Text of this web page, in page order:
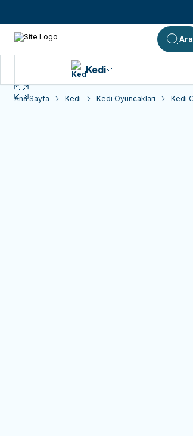
Ara
Kedi
Ana Sayfa Kedi Kedi Oyuncakları Kedi